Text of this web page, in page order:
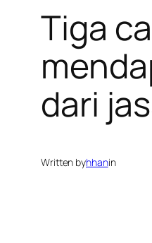
Tiga
dari
Written byhhanin